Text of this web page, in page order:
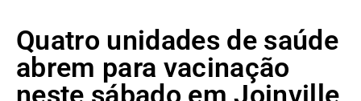
Quatro unidades de saúde
abrem para vacinação